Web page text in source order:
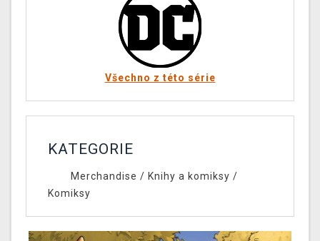
Všechno z této série
KATEGORIE
Merchandise / Knihy a komiksy /
Komiksy